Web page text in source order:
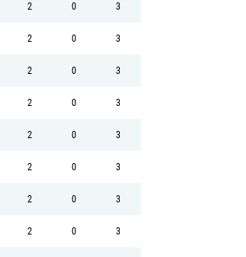
2 0 3
2 0 3
2 0 3
2 0 3
2 0 3
2 0 3
2 0 3
2 0 3